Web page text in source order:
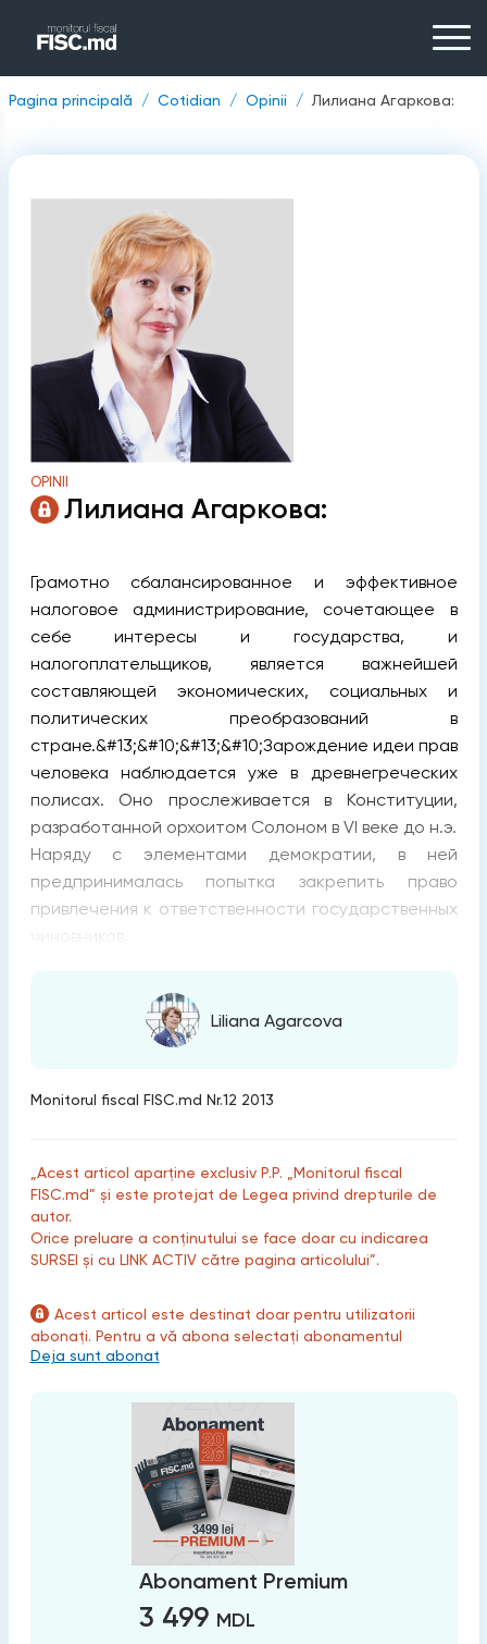
Pagina principală Cotidian Opinii Лилиана Агаркова:
OPINII
Лилиана Агаркова:
Грамотно сбалансированное и эффективное
налоговое администрирование, сочетающее в
себе интересы и государства, и
налогоплательщиков, является важнейшей
составляющей экономических, социальных и
политических преобразований в
стране.&#13;&#10;&#13;&#10;Зарождение идеи прав
человека наблюдается уже в древнегреческих
полисах. Оно прослеживается в Конституции,
разработанной орхоитом Солоном в VI веке до н.э.
Наряду с элементами демократии, в ней
предпринималась попытка закрепить право
привлечения к ответственности государственных
Liliana Agarcova
Monitorul fiscal FISC.md Nr.12 2013
„Acest articol aparține exclusiv P.P. „Monitorul fiscal
FISC.md” și este protejat de Legea privind drepturile de
autor.
Orice preluare a conținutului se face doar cu indicarea
SURSEI și cu LINK ACTIV către pagina articolului”.
Acest articol este destinat doar pentru utilizatorii
abonați. Pentru a vă abona selectați abonamentul
Deja sunt abonat
Abonament Premium
3 499 MDL